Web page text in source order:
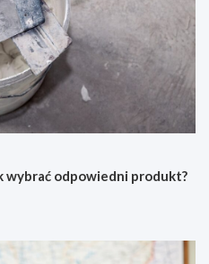
wybrać odpowiedni produkt?